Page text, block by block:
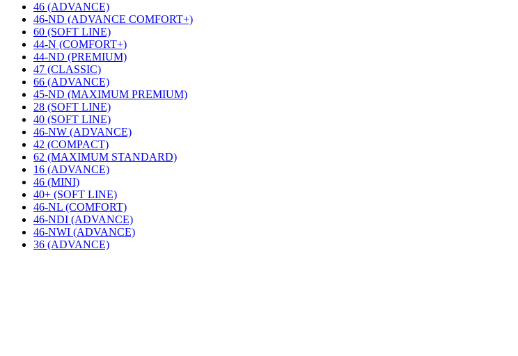
46 (ADVANCE)
46-ND (ADVANCE COMFORT+)
60 (SOFT LINE)
44-N (COMFORT+)
44-ND (PREMIUM)
47 (CLASSIC)
66 (ADVANCE)
45-ND (MAXIMUM PREMIUM)
28 (SOFT LINE)
40 (SOFT LINE)
46-NW (ADVANCE)
42 (COMPACT)
62 (MAXIMUM STANDARD)
16 (ADVANCE)
46 (MINI)
40+ (SOFT LINE)
46-NL (COMFORT)
46-NDI (ADVANCE)
46-NWI (ADVANCE)
36 (ADVANCE)